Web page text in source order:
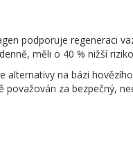
podporuje regeneraci
měli o 40 % nižší
alternativy na bázi
za bezpečný,